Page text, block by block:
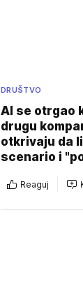
DRUŠTVO
AI se otrgao
drugu
otkrivaju da
scenario i
Reaguj